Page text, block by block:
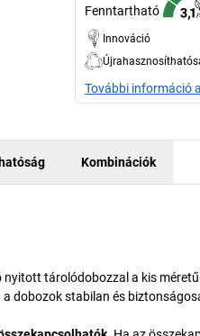
Fenntartható
Innováció
További információ
Kombinációk
nyitott tárolódobozzal a kis
dobozok stabilan és